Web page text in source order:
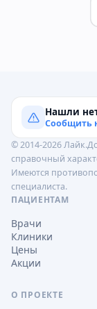
Нашли
Сообщить
© 2014-2026
справочный
Имеются
специалиста.
ПАЦИЕНТАМ
Врачи
Клиники
Цены
Акции
О ПРОЕКТЕ